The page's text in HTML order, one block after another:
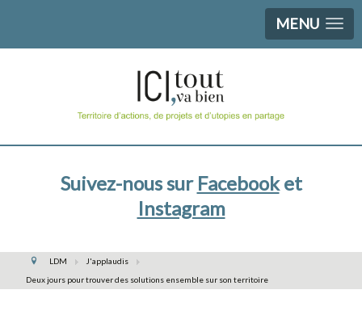
MENU
Suivez-nous sur Facebooket
Instagram
LDM
J'applaudis
Deux jours pour trouver des solutions ensemble sur son territoire